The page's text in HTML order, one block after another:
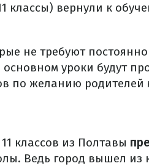
классы) вернули к
не требуют
уроки будут
по желанию родителей
классов из Полтавы
Ведь город вышел